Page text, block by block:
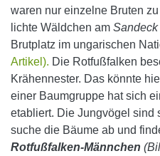
waren nur einzelne Bruten
lichte Wäldchen am
Brutplatz im ungarischen
Artikel). Die Rotfußfalken
Krähennester. Das könnte
einer Baumgruppe hat sich
etabliert. Die Jungvögel sind
suche die Bäume ab und
Rotfußfalken-Männchen